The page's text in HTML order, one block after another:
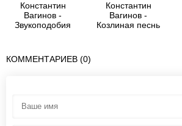
Константин
Вагинов -
Звукоподобия
Константин
Вагинов -
Козлиная песнь
КОММЕНТАРИЕВ (0)